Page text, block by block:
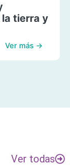
tierra y
Ver más →
Ver todas